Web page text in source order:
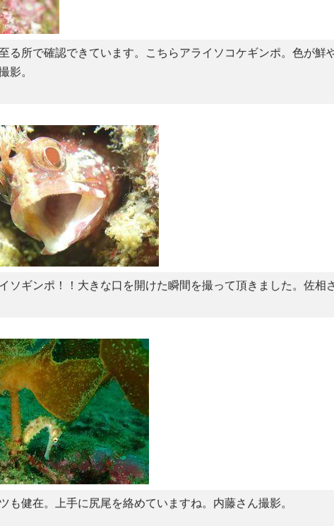
る所で確認できています。こちらアライソコケギンポ。色が鮮
影。
ソギンポ！！大きな口を開けた瞬間を撮って頂きました。佐相
も健在。上手に尻尾を絡めていますね。内藤さん撮影。